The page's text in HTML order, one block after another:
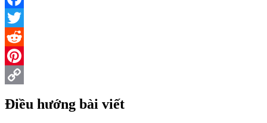
Facebook
Twitter
Reddit
Pinterest
Điều hướng bài viết